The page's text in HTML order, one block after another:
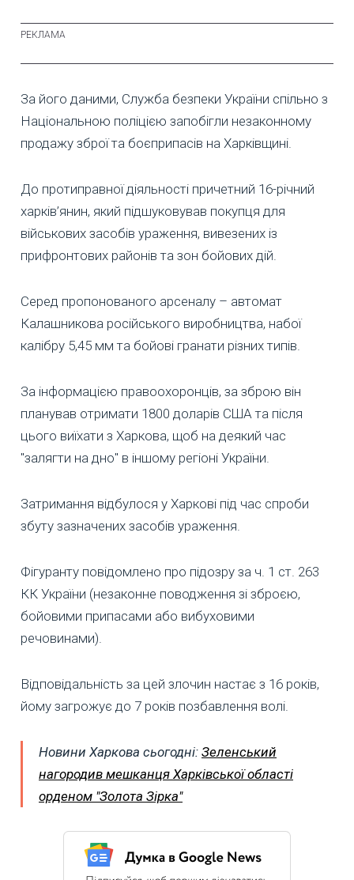
За його даними, Служба безпеки України спільно з
Національною поліцією запобігли незаконному
продажу зброї та боєприпасів на Харківщині.
До протиправної діяльності причетний 16-річний
харків’янин, який підшуковував покупця для
військових засобів ураження, вивезених із
прифронтових районів та зон бойових дій.
Серед пропонованого арсеналу – автомат
Калашникова російського виробництва, набої
калібру 5,45 мм та бойові гранати різних типів.
За інформацією правоохоронців, за зброю він
планував отримати 1800 доларів США та після
цього виїхати з Харкова, щоб на деякий час
"залягти на дно" в іншому регіоні України.
Затримання відбулося у Харкові під час спроби
збуту зазначених засобів ураження.
Фігуранту повідомлено про підозру за ч. 1 ст. 263
КК України (незаконне поводження зі зброєю,
бойовими припасами або вибуховими
речовинами).
Відповідальність за цей злочин настає з 16 років,
йому загрожує до 7 років позбавлення волі.
Новини Харкова сьогодні: Зеленський
нагородив мешканця Харківської області
орденом "Золота Зірка"